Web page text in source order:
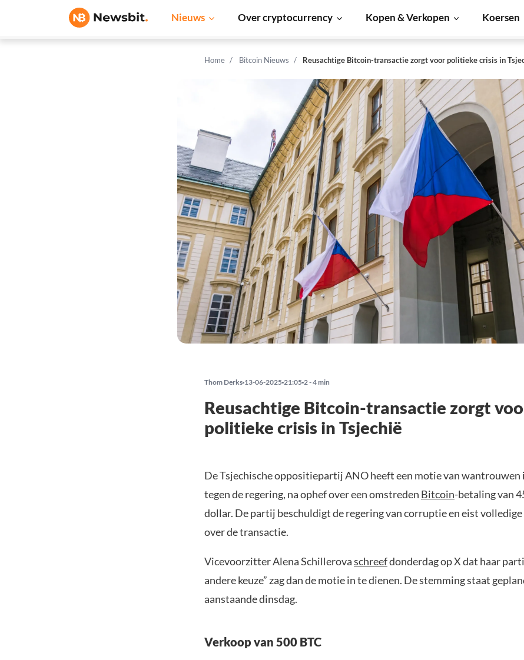
Nieuws Over cryptocurrency Kopen & Verkopen Koersen
Home Bitcoin Nieuws Reusachtige Bitcoin-transactie zorgt voor politieke crisis in
Thom Derks 13-06-2025 21:05 2 - 4 min
Reusachtige Bitcoin-transactie zorgt
politieke crisis in Tsjechië
De Tsjechische oppositiepartij ANO heeft een motie van wantrouwen
tegen de regering, na ophef over een omstreden Bitcoin-betaling van
dollar. De partij beschuldigt de regering van corruptie en eist
over de transactie.
Vicevoorzitter Alena Schillerovaschreefdonderdag op X dat haar
andere keuze” zag dan de motie in te dienen. De stemming staat
aanstaande dinsdag.
Verkoop van 500 BTC